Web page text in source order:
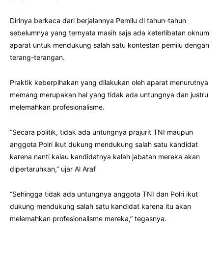
Dirinya berkaca dari berjalannya Pemilu di tahun-tahun
sebelumnya yang ternyata masih saja ada keterlibatan oknum
aparat untuk mendukung salah satu kontestan pemilu dengan
terang-terangan.
Praktik keberpihakan yang dilakukan oleh aparat menurutnya
memang merupakan hal yang tidak ada untungnya dan justru
melemahkan profesionalisme.
“Secara politik, tidak ada untungnya prajurit TNI maupun
anggota Polri ikut dukung mendukung salah satu kandidat
karena nanti kalau kandidatnya kalah jabatan mereka akan
dipertaruhkan,” ujar Al Araf
“Sehingga tidak ada untungnya anggota TNI dan Polri ikut
dukung mendukung salah satu kandidat karena itu akan
melemahkan profesionalisme mereka,” tegasnya.